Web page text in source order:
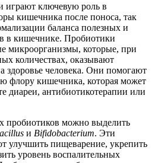
играют ключевую роль в
кишечника после поноса, так
баланса полезных и
в кишечнике. Пробиотики
микроорганизмы, которые, при
количествах, оказывают
здоровье человека. Они помогают
флору кишечника, которая может
диареи, антибиотикотерапии или
пробиотиков можно выделить
и Bifidobacterium. Эти
улучшить пищеварение, укрепить
уровень воспалительных